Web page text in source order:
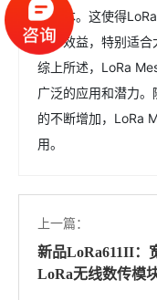
护成本。这使得
成本效益，特别适合
综上所述，LoRa
广泛的应用和潜力
的不断增加，LoRa
用。
上一篇：
新品LoRa611II：
LoRa无线数传模